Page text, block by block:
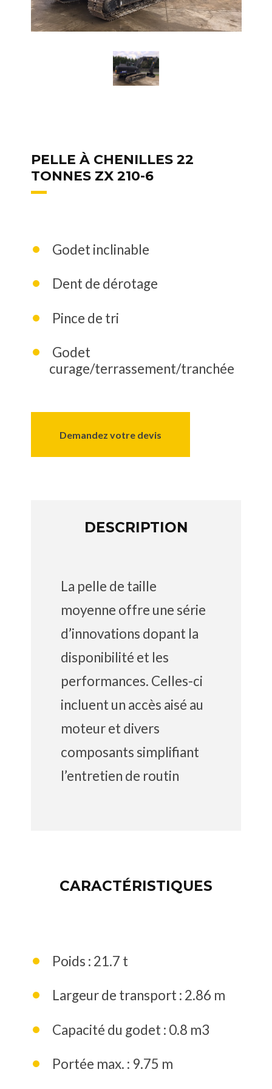
PELLE À CHENILLES 22
TONNES ZX 210-6
Godet inclinable
Dent de dérotage
Pince de tri
Godet
curage/terrassement/tranchée
Demandez votre devis
DESCRIPTION
La pelle de taille
moyenne offre une série
d’innovations dopant la
disponibilité et les
performances. Celles-ci
incluent un accès aisé au
moteur et divers
composants simplifiant
l’entretien de routin
CARACTÉRISTIQUES
Poids : 21.7 t
Largeur de transport : 2.86 m
Capacité du godet : 0.8 m3
Portée max. : 9.75 m